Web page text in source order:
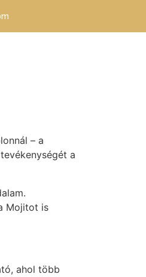
– a
a
Mojitot is
ahol több